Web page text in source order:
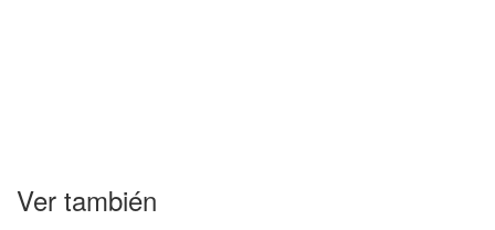
Ver también